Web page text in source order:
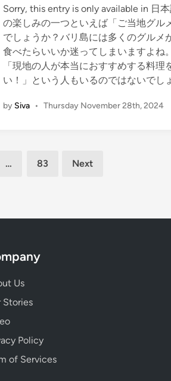
Sorry, this entry is only available in 日
の楽しみの一つといえば「ご当地グル
でしょうか？バリ島には多くのグルメ
食べたらいいか迷ってしまいますよね
「現地の人が本当におすすめする料理
い！」という人もいるのではないでし
by Siva • Thursday November 28th, 2024
… 83 Next
Us
Stories
Policy
of Services